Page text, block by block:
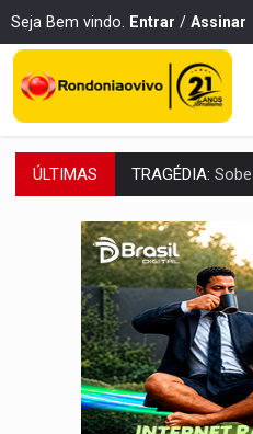
Seja Bem vindo. Entrar / Assinar
ÚLTIMAS TRANSPORTE
DEEPFAKE:
COLEGIADO:Brasil
URGENTE:Colisão
ENCONTRO:
PREVISÃO:Porto